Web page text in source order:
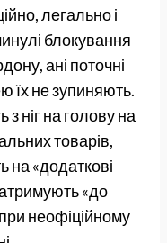
легально і
блокування
ані поточні
їх не зупиняють.
ніг на голову на
товарів,
на «додаткові
«до
неофіційному